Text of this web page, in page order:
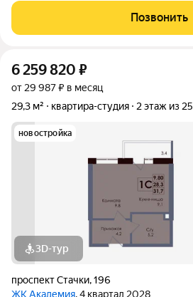
Позвонить
6 259 820 ₽
от 29 987 ₽ в месяц
29,3 м²
квартира-студия 2 этаж из 25
новостройка
3D-тур
проспект Стачки,196
ЖК Академия, 4 квартал 2028